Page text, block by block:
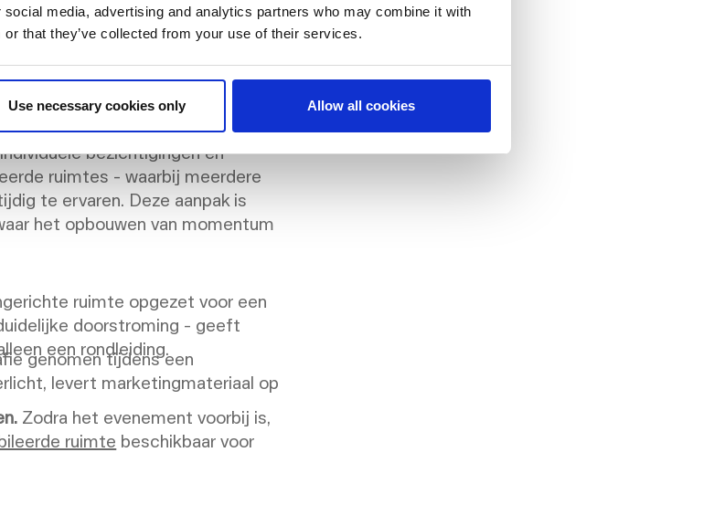
media, advertising and analytics partners who may combine it with
that they’ve collected from your use of their services.
Use necessary cookies only Allow all cookies
en
bezichtigingen en
ruimtes - waarbij meerdere
te ervaren. Deze aanpak is
het opbouwen van momentum
ruimte opgezet voor een
doorstroming - geeft
een rondleiding.
genomen tijdens een
levert marketingmateriaal op
Zodra het evenement voorbij is,
ruimte beschikbaar voor